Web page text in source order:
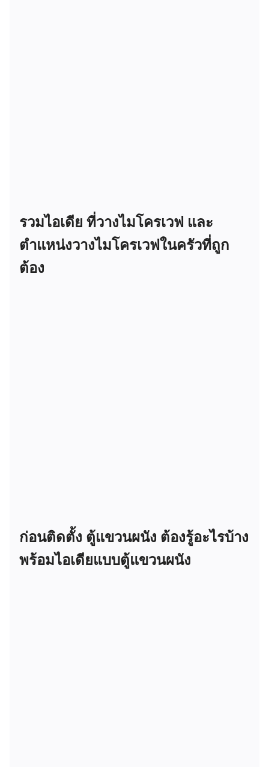
รวมไอเดีย ที่วางไมโครเวฟ และ
ตำแหน่งวางไมโครเวฟในครัวที่ถูก
ต้อง
ก่อนติดตั้ง ตู้แขวนผนัง ต้องรู้อะไรบ้าง
พร้อมไอเดียแบบตู้แขวนผนัง